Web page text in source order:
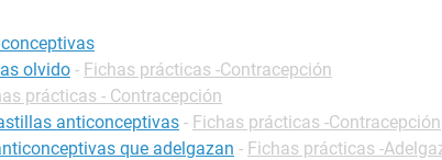
olvido - Fichas prácticas -Contracepción
prácticas - Contracepción
anticonceptivas - Fichas prácticas -Contracepción
que adelgazan - Fichas prácticas -